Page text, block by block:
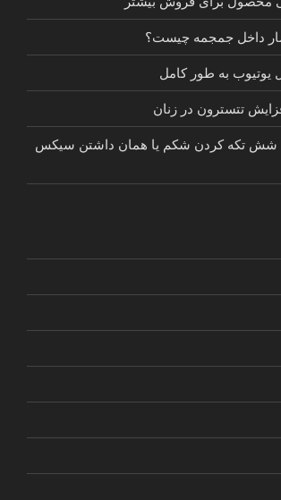
داخل جمجمه چیست؟
به طور کامل
تتسترون در زنان
شش تکه کردن شکم یا همان داشتن سیکس